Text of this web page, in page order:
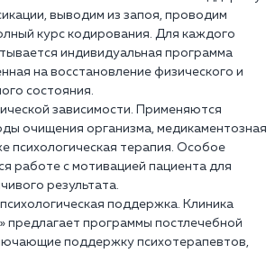
выводим из запоя, проводим
курс кодирования. Для каждого
индивидуальная программа
на восстановление физического и
состояния.
зависимости. Применяются
очищения организма, медикаментозная
психологическая терапия. Особое
работе с мотивацией пациента для
результата.
поддержка. Клиника
предлагает программы постлечебной
поддержку психотерапевтов,